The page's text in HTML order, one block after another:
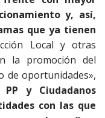
y, así,
que ya tienen
Local y otras
la promoción del
de oportunidades»,
PP y Ciudadanos
con las que